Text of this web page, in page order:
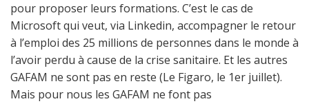
pour proposer leurs formations. C’est le cas de
Microsoft qui veut, via Linkedin, accompagner le retour
à l’emploi des 25 millions de personnes dans le monde à
l’avoir perdu à cause de la crise sanitaire. Et les autres
GAFAM ne sont pas en reste (Le Figaro, le 1er juillet).
Mais pour nous les GAFAM ne font pas